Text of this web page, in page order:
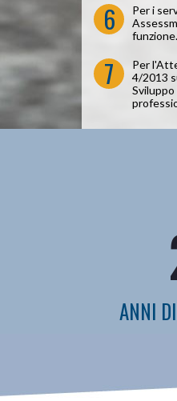
6
Per i
funzione.
7
Per
4/2013
ANNI